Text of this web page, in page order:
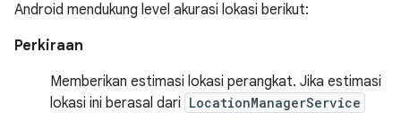
Android mendukung level akurasi lokasi berikut:
Perkiraan
Memberikan estimasi lokasi perangkat. Jika estimasi
lokasi ini berasal dari LocationManagerService